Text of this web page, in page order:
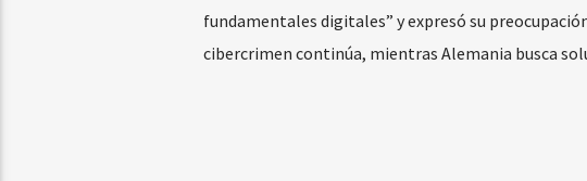
fundamentales digitales” y expresó su
cibercrimen continúa, mientras Alemania busca